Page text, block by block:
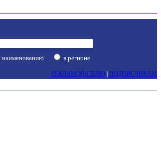
наименованию в регионе
РЕКЛАМОДАТЕЛЮ ПОДПИСЧИКАМ